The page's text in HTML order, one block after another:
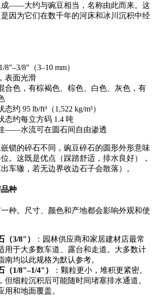
成——大约与豌豆相当，名称由此而来。这
因为它们在数千年的河床和冰川沉积中经
8"–3/8"（3–10 mm）
表面光滑
合色，有棕褐色、棕色、白色、灰色，有
态约 95 lb/ft³（1,522 kg/m³）
态约每立方码 1.4 吨
——水流可在圆石间自由渗透
锁的碎石不同，豌豆碎石的圆形外形意味
。这既是优点（踩踏舒适，排水良好），
车辙，若无边界收边石子会散落）。
种
种。尺寸、颜色和产地都会影响外观和使
（3/8"）
：园林供应商和家居建材店最常
用于大多数车道、露台和走道。大多数计
南均以此规格为默认参考。
（1/8"–1/4"）
：颗粒更小，堆积更紧密。
但细粒沉积后可能随时间堵塞排水通道。
用和地面覆盖。